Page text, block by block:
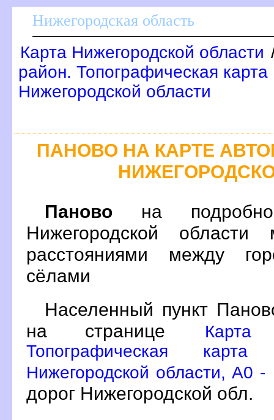
Нижегородская область
Карта Нижегородской области
район. Топографическая
Нижегородской области
ПАНОВО НА КАРТЕ
Паново на
Нижегородской
расстояниями между
сёлами
Населенный пункт
на странице
Карта
Топографическая карта
Нижегородской области, A0 -
дорог Нижегородской обл.